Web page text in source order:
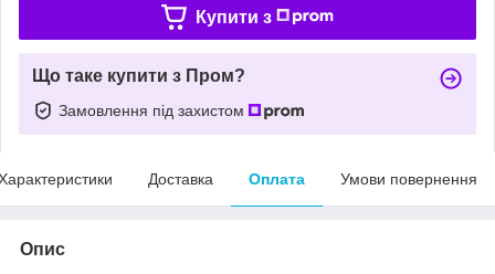
Купити з
Що таке купити з Пром?
Замовлення під захистом
Доставка Оплата Умови повернення
Опис